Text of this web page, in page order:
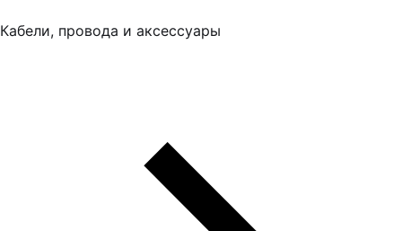
Кабели, провода и аксессуары